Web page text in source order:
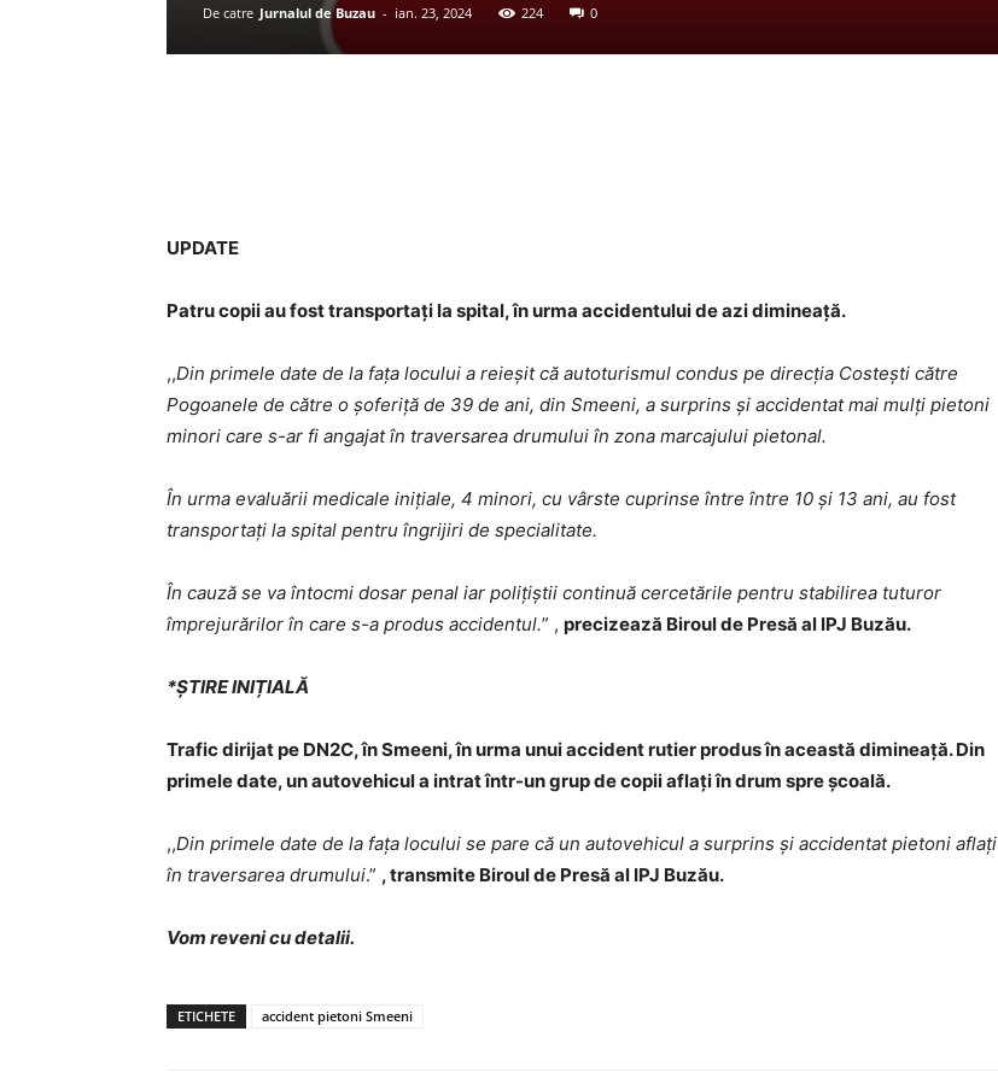
De catre Jurnalul de Buzau - ian. 23, 2024 224 0
UPDATE
Patru copii au fost transportați la spital, în urma accidentului de azi dimineață.
,,Din primele date de la fața locului a reieșit că autoturismul condus pe direcția Costești către
Pogoanele de către o șoferiță de 39 de ani, din Smeeni, a surprins și accidentat mai mulți pietoni
minori care s-ar fi angajat în traversarea drumului în zona marcajului pietonal.
În urma evaluării medicale inițiale, 4 minori, cu vârste cuprinse între între 10 și 13 ani, au fost
transportați la spital pentru îngrijiri de specialitate.
În cauză se va întocmi dosar penal iar polițiștii continuă cercetările pentru stabilirea tuturor
împrejurărilor în care s-a produs accidentul.” , precizează Biroul de Presă al IPJ Buzău.
*ȘTIRE INIȚIALĂ
Trafic dirijat pe DN2C, în Smeeni, în urma unui accident rutier produs în această dimineață. Din
primele date, un autovehicul a intrat într-un grup de copii aflați în drum spre școală.
,,Din primele date de la fața locului se pare că un autovehicul a surprins și accidentat pietoni aflați
în traversarea drumului.” , transmite Biroul de Presă al IPJ Buzău.
Vom reveni cu detalii.
ETICHETE accident pietoni Smeeni